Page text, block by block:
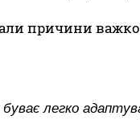
причини
буває легко